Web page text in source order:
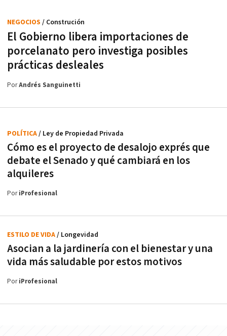
El Gobierno libera importaciones de
porcelanato pero investiga posibles
prácticas desleales
NEGOCIOS / Construción
PorAndrés Sanguinetti
Cómo es el proyecto de desalojo exprés que
debate el Senado y qué cambiará en los
alquileres
POLÍTICA/ Ley de Propiedad Privada
PoriProfesional
Asocian a la jardinería con el bienestar y una
vida más saludable por estos motivos
ESTILO DE VIDA/ Longevidad
PoriProfesional